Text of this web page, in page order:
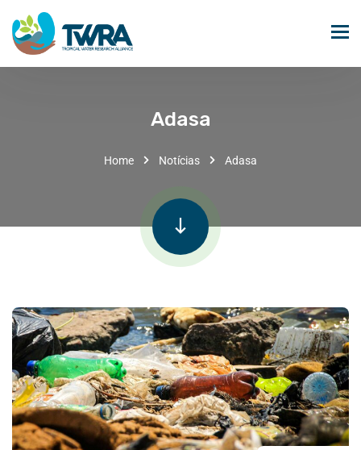
Adasa
Home Notícias Adasa